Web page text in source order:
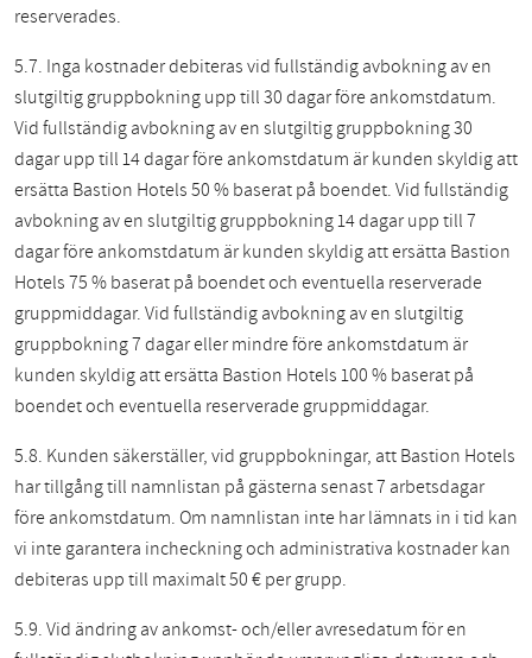
reserverades.
5.7. Inga kostnader debiteras vid fullständig avbokning av en
slutgiltig gruppbokning upp till 30 dagar före ankomstdatum.
Vid fullständig avbokning av en slutgiltig gruppbokning 30
dagar upp till 14 dagar före ankomstdatum är kunden skyldig att
ersätta Bastion Hotels 50 % baserat på boendet. Vid fullständig
avbokning av en slutgiltig gruppbokning 14 dagar upp till 7
dagar före ankomstdatum är kunden skyldig att ersätta Bastion
Hotels 75 % baserat på boendet och eventuella reserverade
gruppmiddagar. Vid fullständig avbokning av en slutgiltig
gruppbokning 7 dagar eller mindre före ankomstdatum är
kunden skyldig att ersätta Bastion Hotels 100 % baserat på
boendet och eventuella reserverade gruppmiddagar.
5.8. Kunden säkerställer, vid gruppbokningar, att Bastion Hotels
har tillgång till namnlistan på gästerna senast 7 arbetsdagar
före ankomstdatum. Om namnlistan inte har lämnats in i tid kan
vi inte garantera incheckning och administrativa kostnader kan
debiteras upp till maximalt 50 € per grupp.
5.9. Vid ändring av ankomst- och/eller avresedatum för en